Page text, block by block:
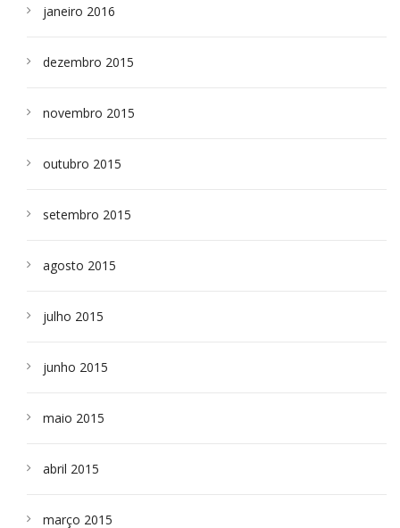
janeiro 2016
dezembro 2015
novembro 2015
outubro 2015
setembro 2015
agosto 2015
julho 2015
junho 2015
maio 2015
abril 2015
março 2015